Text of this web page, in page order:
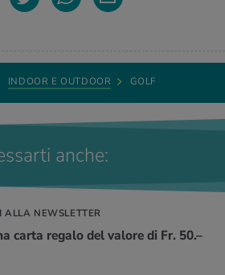
INDOOR E OUTDOOR GOLF
anche:
ALLA NEWSLETTER
carta regalo del valore di Fr. 50.–